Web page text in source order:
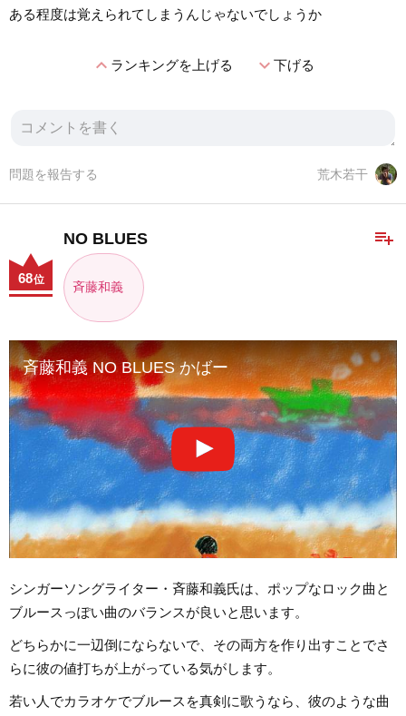
ある程度は覚えられてしまうんじゃないでしょうか
expand_lessランキングを上げる expand_more下げる
荒木若干
問題を報告する
playlist_add
NO BLUES
斉藤和義
68位
斉藤和義 NO BLUES かばー
シンガーソングライター・斉藤和義氏は、ポップなロック曲と
ブルースっぽい曲のバランスが良いと思います。
どちらかに一辺倒にならないで、その両方を作り出すことでさ
らに彼の値打ちが上がっている気がします。
若い人でカラオケでブルースを真剣に歌うなら、彼のような曲